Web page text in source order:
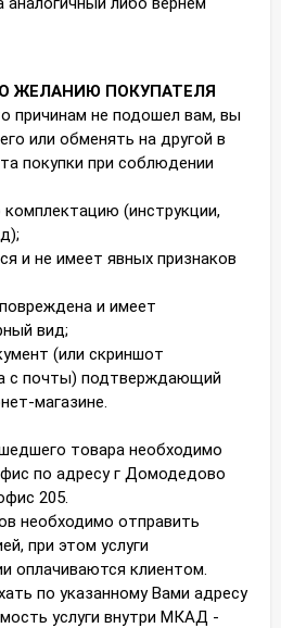
ЖЕЛАНИЮ ПОКУПАТЕЛЯ
причинам не подошел вам, вы
или обменять на другой в
покупки при соблюдении
(инструкции,
и не имеет явных признаков
и имеет
вид;
(или скриншот
с почты) подтверждающий
магазине.
товара необходимо
по адресу г Домодедово
205.
необходимо отправить
при этом услуги
оплачиваются клиентом.
по указанному Вами адресу
услуги внутри МКАД -